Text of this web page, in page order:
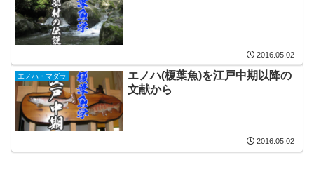
2016.05.02
エノハ・マダラ
エノハ(榎葉魚)を江戸中期以降の
文献から
2016.05.02